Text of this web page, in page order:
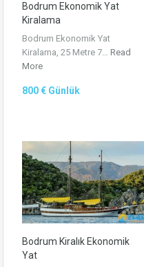
Bodrum Ekonomik Yat
Kiralama
Bodrum Ekonomik Yat
Kiralama, 25 Metre 7… Read
More
800 € Günlük
Bodrum Kiralık Ekonomik
Yat